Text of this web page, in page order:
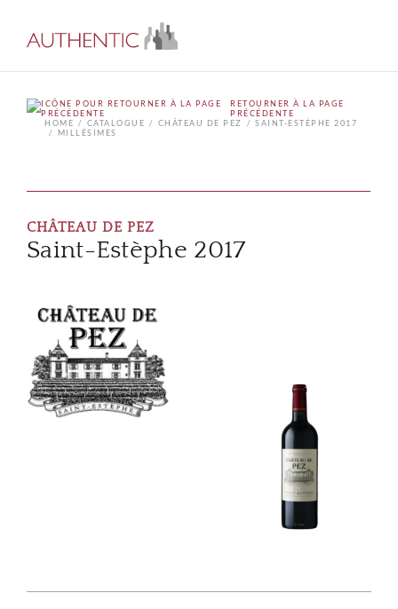
RETOURNER À LA PAGE
PRÉCÉDENTE
HOME
CATALOGUE CHÂTEAU DE PEZ
SAINT-ESTÈPHE 2017
MILLÉSIMES
CHÂTEAU DE PEZ
Saint-Estèphe 2017